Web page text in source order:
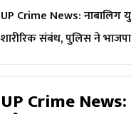
UP Crime News: नाबालिग
शारीरिक संबंध, पुलिस ने
UP Crime News: